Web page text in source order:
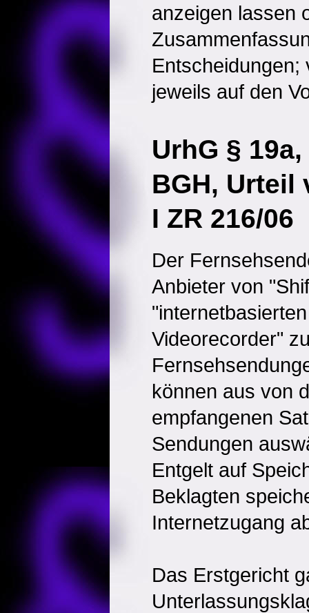
anzeigen lassen
Entscheidungen;
jeweils auf den
UrhG § 19a,
BGH, Urteil
I ZR 216/06
Der
Anbieter von
Videorecorder"
können aus von
empfangenen
Sendungen
Entgelt auf
Beklagten
Internetzugang
Das Erstgericht